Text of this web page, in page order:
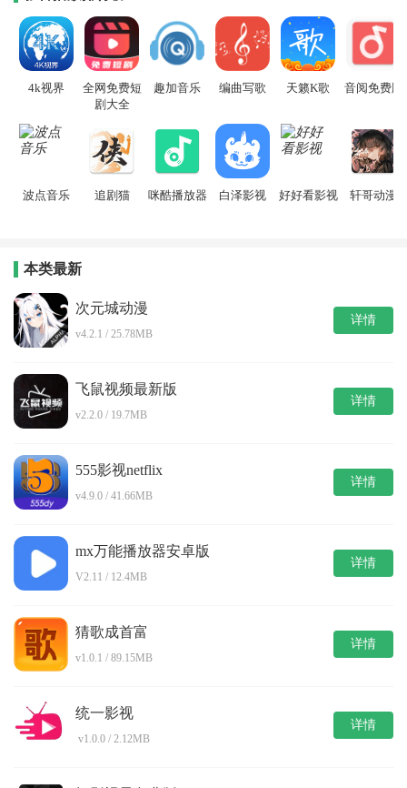
4k视界
全网免费短
剧大全
趣加音乐 编曲写歌 天籁K歌 音阅免费版
波点音乐 追剧猫 咪酷播放器 白泽影视 好好看影视 轩哥动漫
本类最新
次元城动漫
v4.2.1 / 25.78MB
详情
飞鼠视频最新版
v2.2.0 / 19.7MB
详情
555影视netflix
v4.9.0 / 41.66MB
详情
mx万能播放器安卓版
V2.11 / 12.4MB
详情
猜歌成首富
v1.0.1 / 89.15MB
详情
统一影视
v1.0.0 / 2.12MB
详情